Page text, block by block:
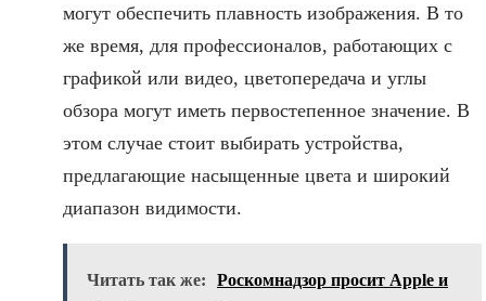
могут обеспечить плавность изображения. В то
же время, для профессионалов, работающих с
графикой или видео, цветопередача и углы
обзора могут иметь первостепенное значение. В
этом случае стоит выбирать устройства,
предлагающие насыщенные цвета и широкий
диапазон видимости.
Читать так же:
Роскомнадзор просит Apple и